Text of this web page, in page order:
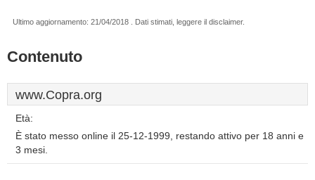
Ultimo aggiornamento: 21/04/2018 . Dati stimati, leggere il disclaimer.
Contenuto
www.Copra.org
Età:
È stato messo online il 25-12-1999, restando attivo per 18 anni e
3 mesi.